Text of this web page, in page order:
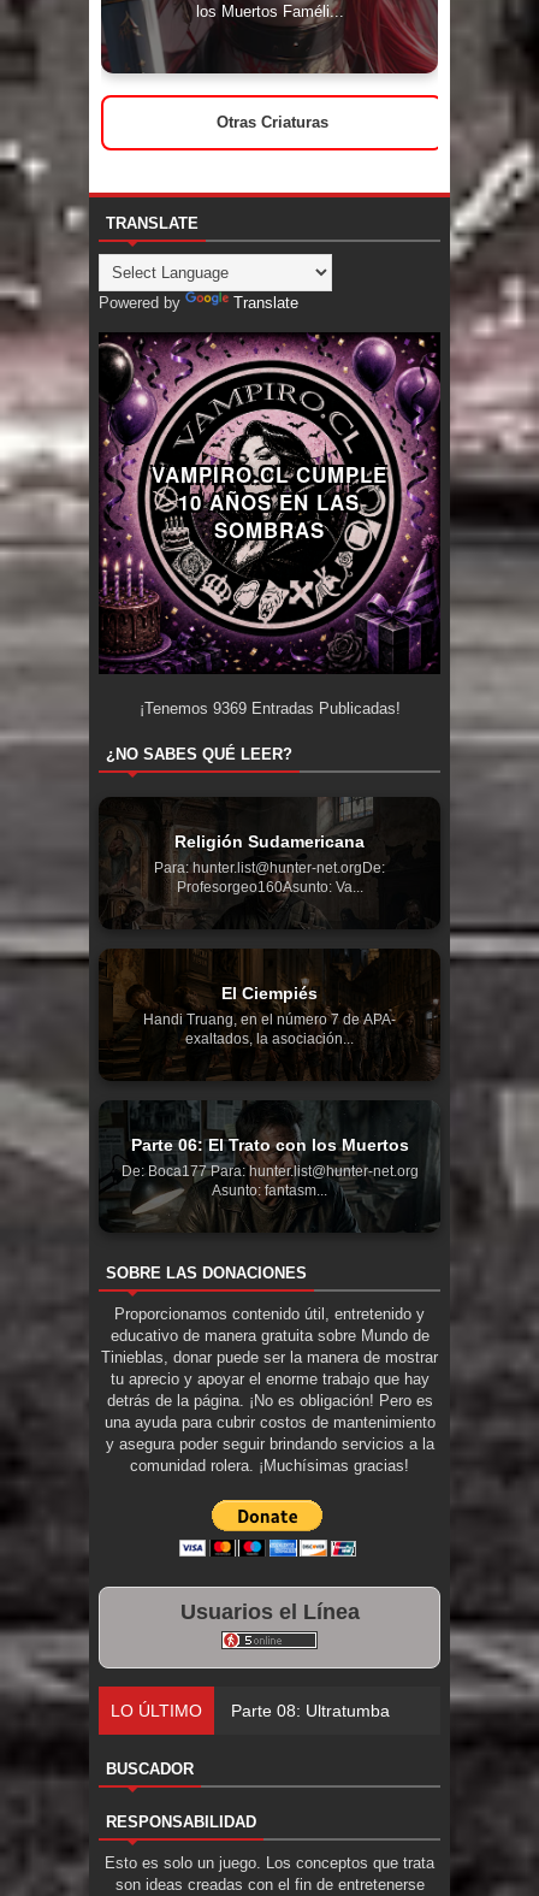
los Muertos Faméli...
Otras Criaturas
TRANSLATE
Powered by Translate
VAMPIRO.CL CUMPLE
10 AÑOS EN LAS
SOMBRAS
¡Tenemos 9369Entradas Publicadas!
¿NO SABES QUÉ LEER?
Religión Sudamericana
Para: hunter.list@hunter-net.orgDe:
Profesorgeo160Asunto: Va...
El Ciempiés
Handi Truang, en el número 7 de APA-
exaltados, la asociación...
Parte 06: El Trato con los Muertos
De: Boca177 Para: hunter.list@hunter-net.org
Asunto: fantasm...
SOBRE LAS DONACIONES
Proporcionamos contenido útil, entretenido y
educativo de manera gratuita sobre Mundo de
Tinieblas, donar puede ser la manera de mostrar
tu aprecio y apoyar el enorme trabajo que hay
detrás de la página. ¡No es obligación! Pero es
una ayuda para cubrir costos de mantenimiento
y asegura poder seguir brindando servicios a la
comunidad rolera. ¡Muchísimas gracias!
Usuarios el Línea
LO ÚLTIMO Parte 08: Ultratumba
BUSCADOR
RESPONSABILIDAD
Esto es solo un juego. Los conceptos que trata
son ideas creadas con el fin de entretenerse